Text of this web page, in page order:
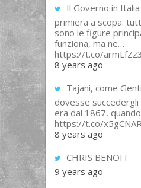
Il Governo in
primiera a scopa:
sono le figure
funziona, ma ne…
https://t.co/
8 years ago
Tajani, come
dovesse succedergli
era dal 1867,
https://t.co/
8 years ago
CHRIS BENOIT
9 years ago